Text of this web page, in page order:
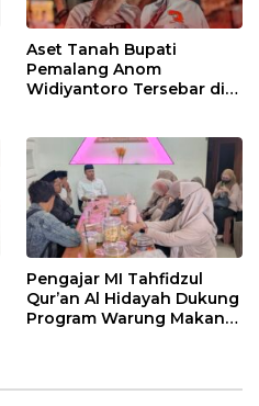
Aset Tanah Bupati
Pemalang Anom
Widiyantoro Tersebar di
Pengajar MI Tahfidzul
Qur’an Al Hidayah Dukung
Program Warung Makan